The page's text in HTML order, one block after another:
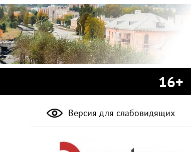
16+
Версия для слабовидящих